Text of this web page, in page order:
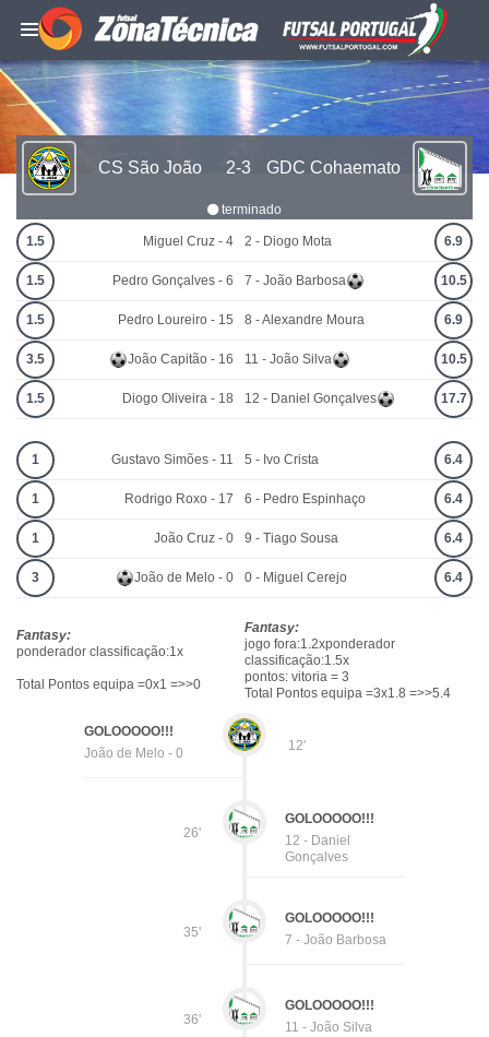
CS São João 2-3 GDC Cohaemato
terminado
1.5 Miguel Cruz - 4
1.5 Pedro Gonçalves - 6
1.5 Pedro Loureiro - 15
3.5 João Capitão - 16
1.5 Diogo Oliveira - 18
2 - Diogo Mota 6.9
7 - João Barbosa 10.5
8 - Alexandre Moura 6.9
11 - João Silva 10.5
12 - Daniel Gonçalves 17.7
1 Gustavo Simões - 11
1 Rodrigo Roxo - 17
1 João Cruz - 0
3 João de Melo - 0
5 - Ivo Crista 6.4
6 - Pedro Espinhaço 6.4
9 - Tiago Sousa 6.4
0 - Miguel Cerejo 6.4
Fantasy:
ponderador classificação:1x
Total Pontos equipa =0x1 =>>0
Fantasy:
jogo fora:1.2xponderador
classificação:1.5x
pontos: vitoria = 3
Total Pontos equipa =3x1.8 =>>5.4
12'
GOLOOOOO!!!
João de Melo - 0
26'
GOLOOOOO!!!
12 - Daniel
Gonçalves
35'
GOLOOOOO!!!
7 - João Barbosa
36'
GOLOOOOO!!!
11 - João Silva